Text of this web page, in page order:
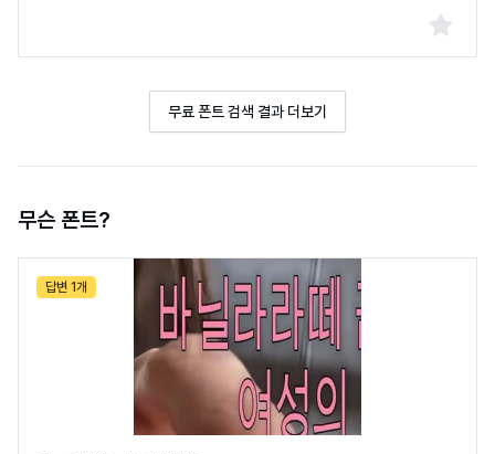
무료 폰트 검색 결과 더보기
무슨 폰트?
답변 1개